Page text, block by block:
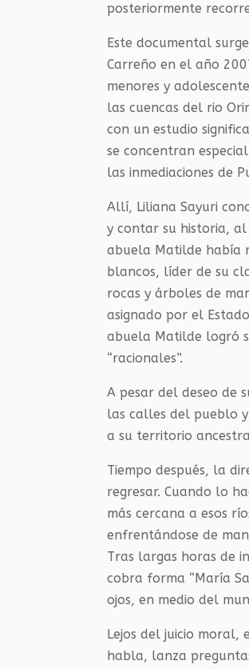
posteriormente
Este documental
Carreño en el año
menores y
las cuencas del rio
con un estudio
se concentran
las inmediaciones de
Allí, Liliana Sayuri
y contar su historia, al
abuela Matilde había
blancos, líder de su
rocas y árboles de
asignado por el
abuela Matilde logró
“racionales”.
A pesar del deseo de
las calles del pueblo
a su territorio
Tiempo después, la
regresar. Cuando lo
más cercana a esos
enfrentándose de
Tras largas horas de
cobra forma “María
ojos, en medio del
Lejos del juicio
habla, lanza